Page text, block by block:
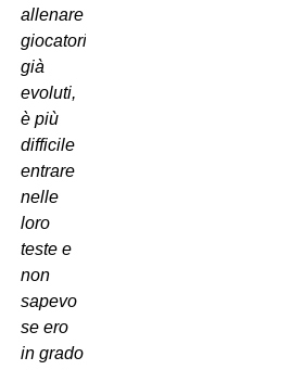
allenare
giocatori
già
evoluti,
è più
difficile
entrare
nelle
loro
teste e
non
sapevo
se ero
in grado